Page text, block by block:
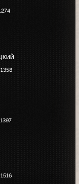
1358
1397
1516